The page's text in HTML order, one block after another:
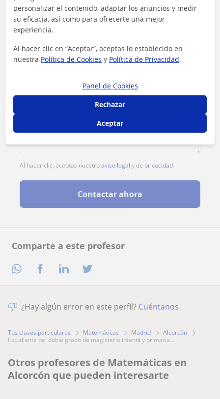
Comparte a este profesor
Al hacer clic, aceptas nuestroaviso legal y de privacidad
Contactar ahora
¿Hay algún error en este perfil? Cuéntanos
Tus clases particulares Matemáticas Madrid
Alcorcón
estudiante del doble grado de magisterio infantil y primaria...
Otros profesores de Matemáticas en
Alcorcón que pueden interesarte
personalizar el contenido, adaptar los anuncios y medir
su eficacia, así como para ofrecerte una mejor
experiencia.
Al hacer clic en “Aceptar”, aceptas lo establecido en
nuestra Política de Cookies y Política de Privacidad.
Panel de Cookies
Rechazar
Aceptar